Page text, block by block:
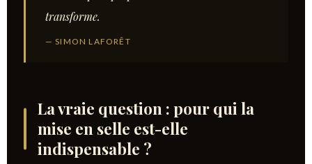
transforme.
— SIMON LAFORÊT
La vraie question : pour qui la
mise en selle est-elle
indispensable ?